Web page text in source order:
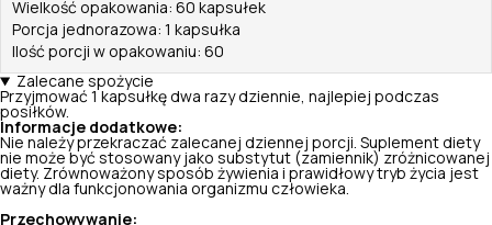
Wielkość opakowania: 60 kapsułek
Porcja jednorazowa: 1 kapsułka
Ilość porcji w opakowaniu: 60
Zalecane spożycie
Przyjmować 1 kapsułkę dwa razy dziennie, najlepiej podczas
posiłków.
Informacje dodatkowe:
Nie należy przekraczać zalecanej dziennej porcji. Suplement diety
nie może być stosowany jako substytut (zamiennik) zróżnicowanej
diety. Zrównoważony sposób żywienia i prawidłowy tryb życia jest
ważny dla funkcjonowania organizmu człowieka.
Przechowywanie: